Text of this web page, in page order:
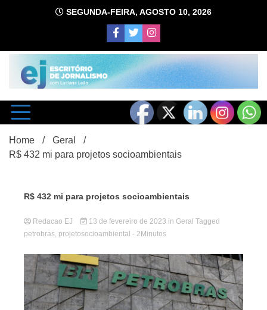
SEGUNDA-FEIRA, AGOSTO 10, 2026
de
com Luciana Leão
Home
Geral
R$ 432 mi para projetos socioambientais
R$ 432 mi para projetos socioambientais
Redacao EJ 13 de fevereiro de 2023 in Geral Tagged
petrobras, projetosocioambiental - 2Minutos